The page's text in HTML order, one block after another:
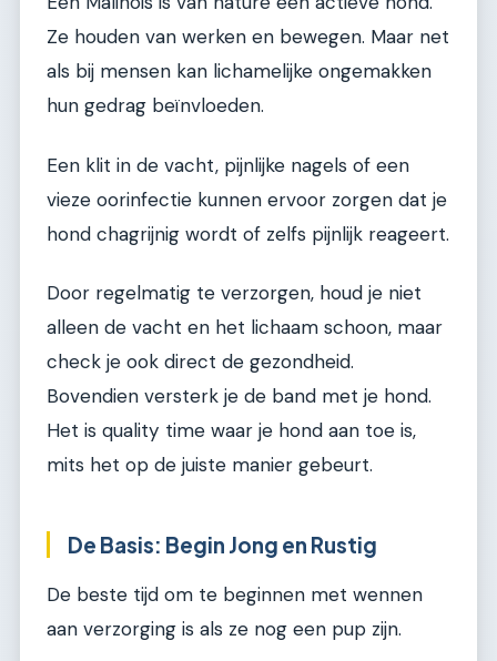
Ze houden van werken en bewegen. Maar net
als bij mensen kan lichamelijke ongemakken
hun gedrag beïnvloeden.
Een klit in de vacht, pijnlijke nagels of een
vieze oorinfectie kunnen ervoor zorgen dat je
hond chagrijnig wordt of zelfs pijnlijk reageert.
Door regelmatig te verzorgen, houd je niet
alleen de vacht en het lichaam schoon, maar
check je ook direct de gezondheid.
Bovendien versterk je de band met je hond.
Het is quality time waar je hond aan toe is,
mits het op de juiste manier gebeurt.
De Basis: Begin Jong en Rustig
De beste tijd om te beginnen met wennen
aan verzorging is als ze nog een pup zijn.